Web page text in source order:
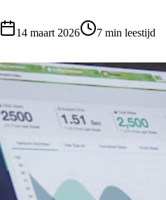
14 maart 2026 7 min leestijd